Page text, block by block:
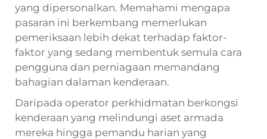
yang dipersonalkan. Memahami mengapa
pasaran ini berkembang memerlukan
pemeriksaan lebih dekat terhadap faktor-
faktor yang sedang membentuk semula cara
pengguna dan perniagaan memandang
bahagian dalaman kenderaan.
Daripada operator perkhidmatan berkongsi
kenderaan yang melindungi aset armada
mereka hingga pemandu harian yang